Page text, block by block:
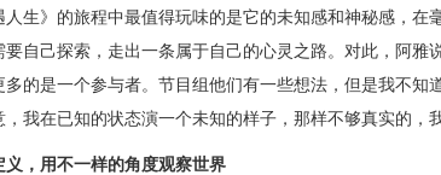
人生》的旅程中最值得玩味的是它的未知感和神秘感，在
要自己探索，走出一条属于自己的心灵之路。 对此，阿雅
多的是一个参与者。 节目组他们有一些想法 ，但是我不知
，我在已知的状态演一个未知的样子，那样不够真实的，
义，用不一样的角度观察世界